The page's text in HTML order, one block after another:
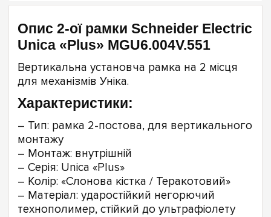
Опис 2-ої рамки Schneider Electric
Unica «Plus» MGU6.004V.551
Вертикальна установча рамка на 2 місця
для механізмів Уніка.
Характеристики:
– Тип: рамка 2-постова, для вертикального
монтажу
– Монтаж: внутрішній
– Серія: Unica «Plus»
– Колір: «Слонова кістка / Теракотовий»
– Матеріал: ударостійкий негорючий
технополимер, стійкий до ультрафіолету